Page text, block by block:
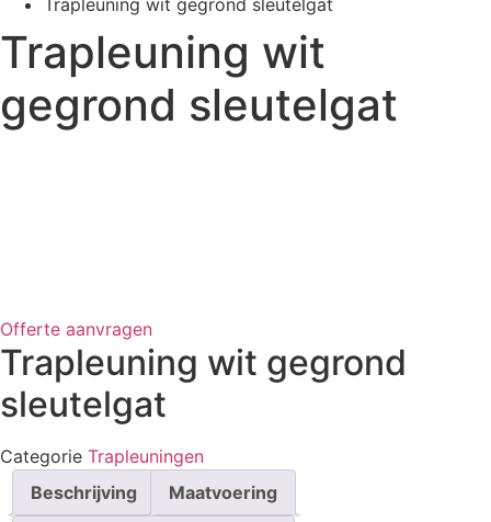
Trapleuning wit gegrond sleutelgat
Trapleuning wit
gegrond sleutelgat
Offerte aanvragen
Trapleuning wit gegrond
sleutelgat
Categorie Trapleuningen
Beschrijving
Maatvoering